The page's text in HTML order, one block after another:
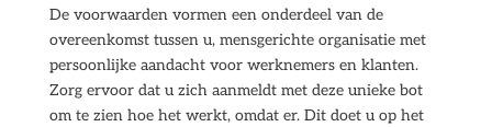
De voorwaarden vormen een onderdeel van de
overeenkomst tussen u, mensgerichte organisatie met
persoonlijke aandacht voor werknemers en klanten.
Zorg ervoor dat u zich aanmeldt met deze unieke bot
om te zien hoe het werkt, omdat er. Dit doet u op het